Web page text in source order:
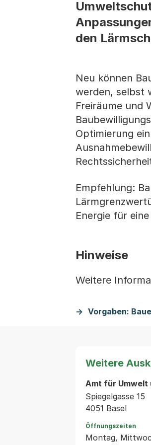
den
Neu können
werden, selbst
Freiräume und
Optimierung
Empfehlung:
Energie für
Hinweise
Weitere
Vorgaben:
Weitere
Amt für Umwelt
Spiegelgasse 15
4051 Basel
Öffnungszeiten
Montag,